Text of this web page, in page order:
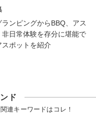
ンピングからBBQ、アス
非日常体験を存分に堪能で
ポットを紹介
ド
連キーワードはコレ！